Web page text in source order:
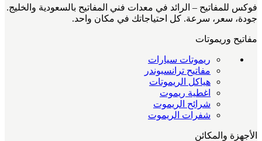
فوكس للمفاتيح – الرائد في معدات فني المفاتيح بالسعودية والخليج.
جودة، سعر، سرعة. كل احتياجاتك في مكان واحد.
مفاتيح وريموتات
ريموتات سيارات
مفاتيح ترانسبوندر
هياكل الريموتات
اغطية ريموت
شرائح الريموت
شفرات الريموت
الأجهزة والمكائن